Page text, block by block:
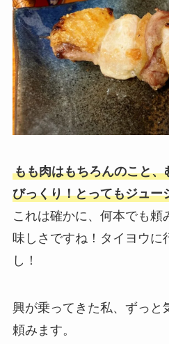
もも肉はもちろんのこと
びっくり！とってもジュー
これは確かに、何本でも頼
味しさですね！タイヨウに
し！
興が乗ってきた私、ずっと
頼みます。